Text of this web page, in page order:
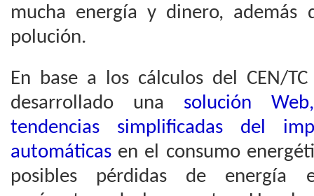
mucha energía y dinero,
polución.
En base a los cálculos del CEN/
desarrollado una solución
tendencias simplificadas del
automáticas en el consumo
posibles pérdidas de energía